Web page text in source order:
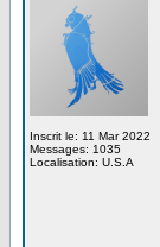
Inscrit le: 11 Mar 2022
Messages: 1035
Localisation: U.S.A